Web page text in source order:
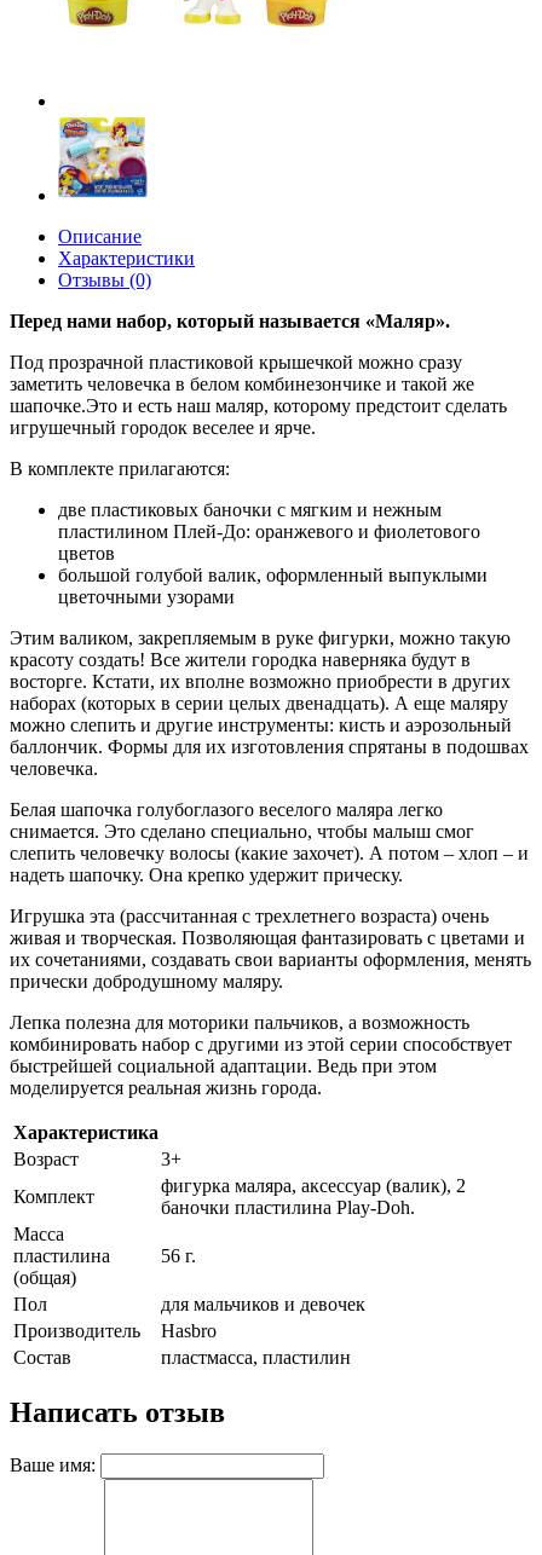
Описание
Характеристики
Отзывы (0)
Перед нами набор, который называется «Маляр».
Под прозрачной пластиковой крышечкой можно сразу
заметить человечка в белом комбинезончике и такой же
шапочке.Это и есть наш маляр, которому предстоит сделать
игрушечный городок веселее и ярче.
В комплекте прилагаются:
две пластиковых баночки с мягким и нежным
пластилином Плей-До: оранжевого и фиолетового
цветов
большой голубой валик, оформленный выпуклыми
цветочными узорами
Этим валиком, закрепляемым в руке фигурки, можно такую
красоту создать! Все жители городка наверняка будут в
восторге. Кстати, их вполне возможно приобрести в других
наборах (которых в серии целых двенадцать). А еще маляру
можно слепить и другие инструменты: кисть и аэрозольный
баллончик. Формы для их изготовления спрятаны в подошвах
человечка.
Белая шапочка голубоглазого веселого маляра легко
снимается. Это сделано специально, чтобы малыш смог
слепить человечку волосы (какие захочет). А потом – хлоп – и
надеть шапочку. Она крепко удержит прическу.
Игрушка эта (рассчитанная с трехлетнего возраста) очень
живая и творческая. Позволяющая фантазировать с цветами и
их сочетаниями, создавать свои варианты оформления, менять
прически добродушному маляру.
Лепка полезна для моторики пальчиков, а возможность
комбинировать набор с другими из этой серии способствует
быстрейшей социальной адаптации. Ведь при этом
моделируется реальная жизнь города.
Характеристика
Возраст
3+
Комплект
фигурка маляра, аксессуар (валик), 2
баночки пластилина Play-Doh.
Масса
пластилина
(общая)
56 г.
Пол
для мальчиков и девочек
Производитель
Hasbro
Состав
пластмасса, пластилин
Написать отзыв
Ваше имя: